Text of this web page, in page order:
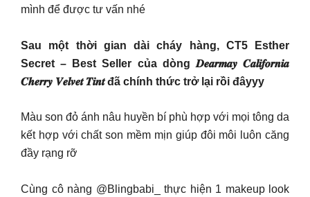
mình để được tư vấn nhé
Sau một thời gian dài cháy hàng, CT5 Esther
Secret – Best Seller của dòng 𝑫𝒆𝒂𝒓𝒎𝒂𝒚 𝑪𝒂𝒍𝒊𝒇𝒐𝒓𝒏𝒊𝒂
𝑪𝒉𝒆𝒓𝒓𝒚 𝑽𝒆𝒍𝒗𝒆𝒕 𝑻𝒊𝒏𝒕 đã chính thức trở lại rồi đâyyy
Màu son đỏ ánh nâu huyền bí phù hợp với mọi tông da
kết hợp với chất son mềm mịn giúp đôi môi luôn căng
đầy rạng rỡ
Cùng cô nàng @Blingbabi_ thực hiện 1 makeup look